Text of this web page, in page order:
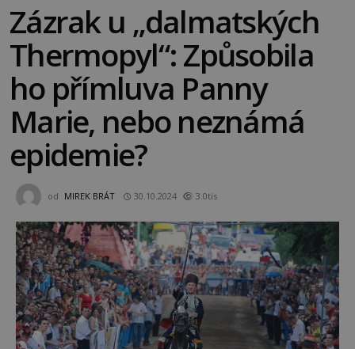
Zázrak u „dalmatských
Thermopyl“: Způsobila
ho přímluva Panny
Marie, nebo neznámá
epidemie?
od MIREK BRÁT 30.10.2024 3.0tis